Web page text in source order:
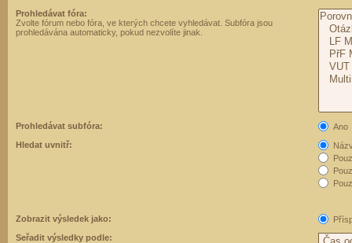
Prohledávat fóra:
Zvolte fórum nebo fóra, ve kterých chcete vyhledávat. Subfóra jsou
prohledávána automaticky, pokud nezvolíte jinak.
Prohledávat subfóra:
Ano
Hledat uvnitř:
Zobrazit výsledek jako:
Seřadit výsledky podle: